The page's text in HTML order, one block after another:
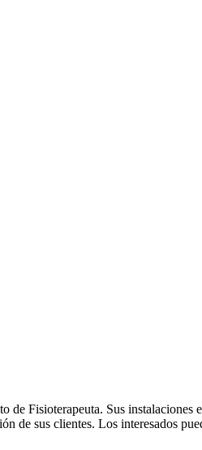
Fisioterapeuta. Sus
de sus clientes. Los interesados